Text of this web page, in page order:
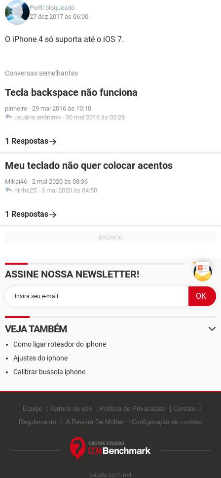
Perfil bloqueado
27 dez 2017 às 06:00
O iPhone 4 só suporta até o iOS 7.
Conversas semelhantes
Tecla backspace não funciona
pinheiro - 29 mai 2016 às 10:10
usuário anônimo - 30 mai 2016 às 02:28
1 Respostas
Meu teclado não quer colocar acentos
Mikai46 - 2 mai 2020 às 08:36
ninha25 - 3 mai 2020 às 04:50
1 Respostas
ASSINE NOSSA NEWSLETTER!
VEJA TAMBÉM
Como ligar roteador do iphone
Ajustes do iphone
Calibrar bussola iphone
Equipe Termos de uso Política de Privacidade
Contato
Regulamento
A Revista Da Mulher Configuração de cookies
saude.ccm.net